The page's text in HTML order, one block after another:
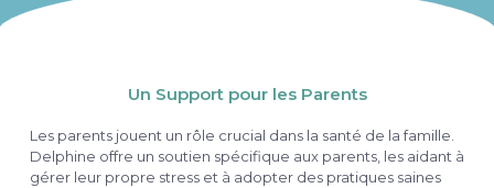
Un Support pour les Parents
Les parents jouent un rôle crucial dans la santé de la famille.
Delphine offre un soutien spécifique aux parents, les aidant à
gérer leur propre stress et à adopter des pratiques saines